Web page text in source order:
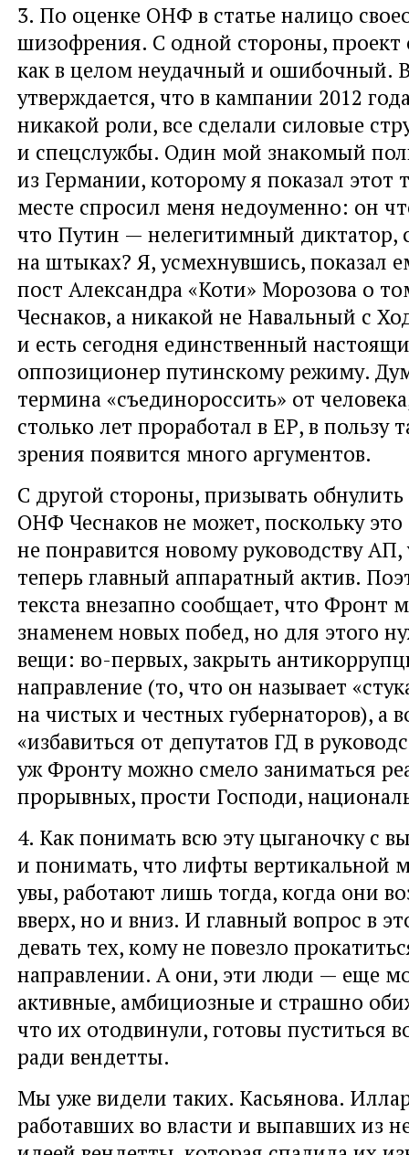
3. По оценке ОНФ в статье налицо
шизофрения. С одной стороны, проект
как в целом неудачный и ошибочный.
утверждается, что в кампании 2012
никакой роли, все сделали силовые
и спецслужбы. Один мой знакомый
из Германии, которому я показал этот
месте спросил меня недоуменно: он
что Путин — нелегитимный диктатор,
на штыках? Я, усмехнувшись, показал
пост Александра «Коти» Морозова о
Чеснаков, а никакой не Навальный с
и есть сегодня единственный
оппозиционер путинскому режиму.
термина «съединороссить» от
столько лет проработал в ЕР, в пользу
зрения появится много аргументов.
С другой стороны, призывать обнулить
ОНФ Чеснаков не может, поскольку
не понравится новому руководству АП,
теперь главный аппаратный актив.
текста внезапно сообщает, что Фронт
знаменем новых побед, но для этого
вещи: во-первых, закрыть
направление (то, что он называет
на чистых и честных губернаторов), а
«избавиться от депутатов ГД в
уж Фронту можно смело заниматься
прорывных, прости Господи,
4. Как понимать всю эту цыганочку с
и понимать, что лифты вертикальной
увы, работают лишь тогда, когда они
вверх, но и вниз. И главный вопрос в
девать тех, кому не повезло
направлении. А они, эти люди — еще
активные, амбициозные и страшно
что их отодвинули, готовы пуститься
ради вендетты.
Мы уже видели таких. Касьянова.
работавших во власти и выпавших из